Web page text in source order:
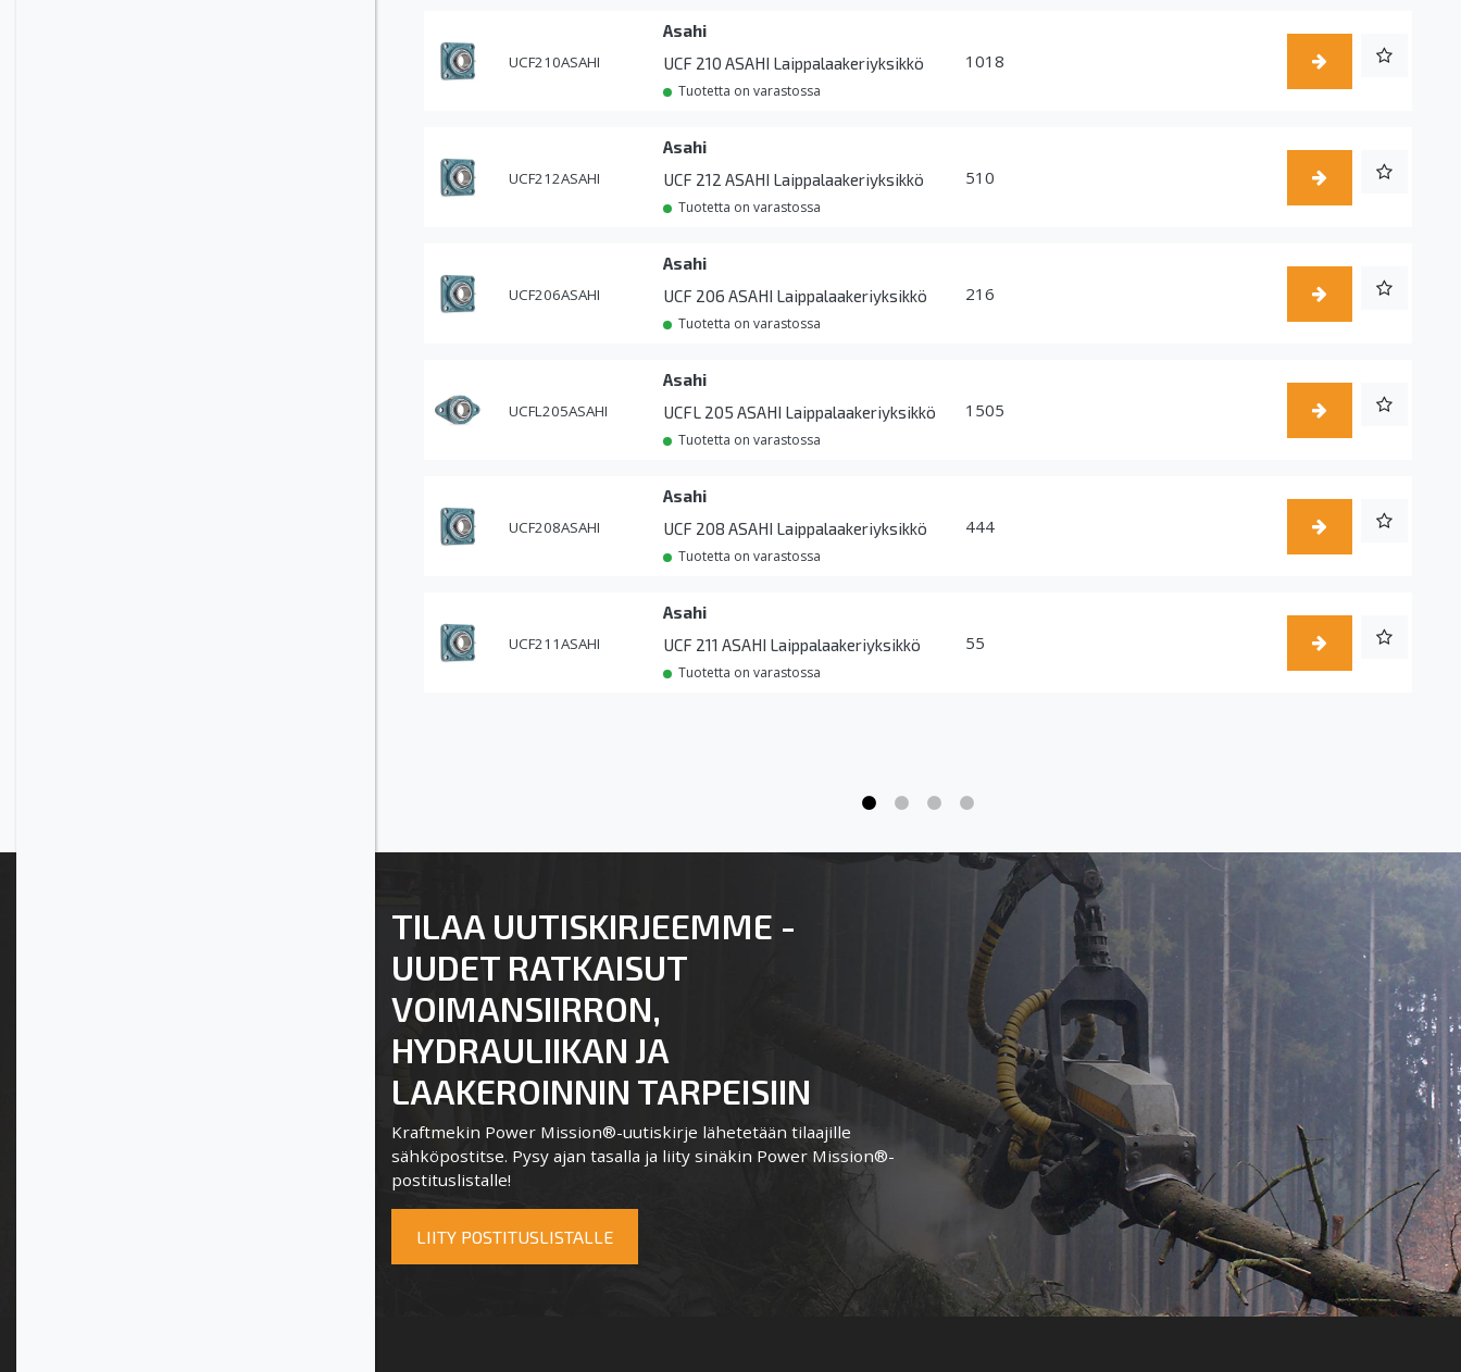
UCF210ASAHI
Asahi
UCF 210 ASAHI Laippalaakeriyksikkö
Tuotetta on varastossa
1018
UCF212ASAHI
Asahi
UCF 212 ASAHI Laippalaakeriyksikkö
Tuotetta on varastossa
510
UCF206ASAHI
Asahi
UCF 206 ASAHI Laippalaakeriyksikkö
Tuotetta on varastossa
216
UCFL205ASAHI
Asahi
UCFL 205 ASAHI Laippalaakeriyksikkö
Tuotetta on varastossa
1505
UCF208ASAHI
Asahi
UCF 208 ASAHI Laippalaakeriyksikkö
Tuotetta on varastossa
444
UCF211ASAHI
Asahi
UCF 211 ASAHI Laippalaakeriyksikkö
Tuotetta on varastossa
55
TILAA UUTISKIRJEEMME -
UUDET RATKAISUT
VOIMANSIIRRON,
HYDRAULIIKAN JA
LAAKEROINNIN TARPEISIIN
Kraftmekin Power Mission®-uutiskirje lähetetään tilaajille
sähköpostitse. Pysy ajan tasalla ja liity sinäkin Power Mission®-
postituslistalle!
LIITY POSTITUSLISTALLE